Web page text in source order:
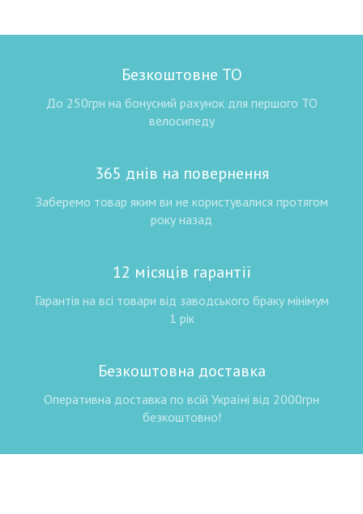
Безкоштовне ТО
До 250грн на бонусний рахунок для першого ТО
велосипеду
365 днів на повернення
Заберемо товар яким ви не користувалися протягом
року назад
12 місяців гарантії
Гарантія на всі товари від заводського браку мінімум
1 рік
Безкоштовна доставка
Оперативна доставка по всій Україні від 2000грн
безкоштовно!